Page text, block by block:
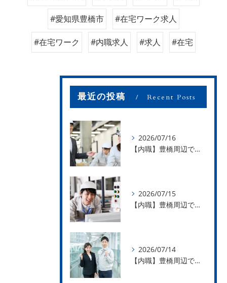
#愛知県豊橋市 #在宅ワーク求人
#在宅ワーク #内職求人 #求人 #在宅
最近の投稿 Recent Posts
2026/07/16
【内職】豊橋周辺で内職のお仕事を探している方募集中！【お仕事の内容】
2026/07/15
【内職】豊橋周辺で内職のお仕事を探している方募集中！【急な学級閉鎖も安心】
2026/07/14
【内職】豊橋周辺で内職のお仕事を探している方募集中！【内職さまのお声②】